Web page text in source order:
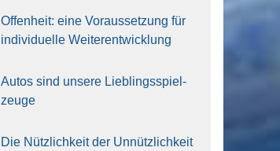
Offen­heit: eine Vor­aus­set­zung für
indi­vi­du­el­le Wei­ter­ent­wick­lung
Autos sind unse­re Lieb­lings­spiel­
zeu­ge
Die Nütz­lich­keit der Unnütz­lich­keit